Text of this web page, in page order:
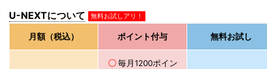
U-NEXTについて 無料お試しアリ！
月額（税込） ポイント付与 無料お試し
〇毎月1200ポイン